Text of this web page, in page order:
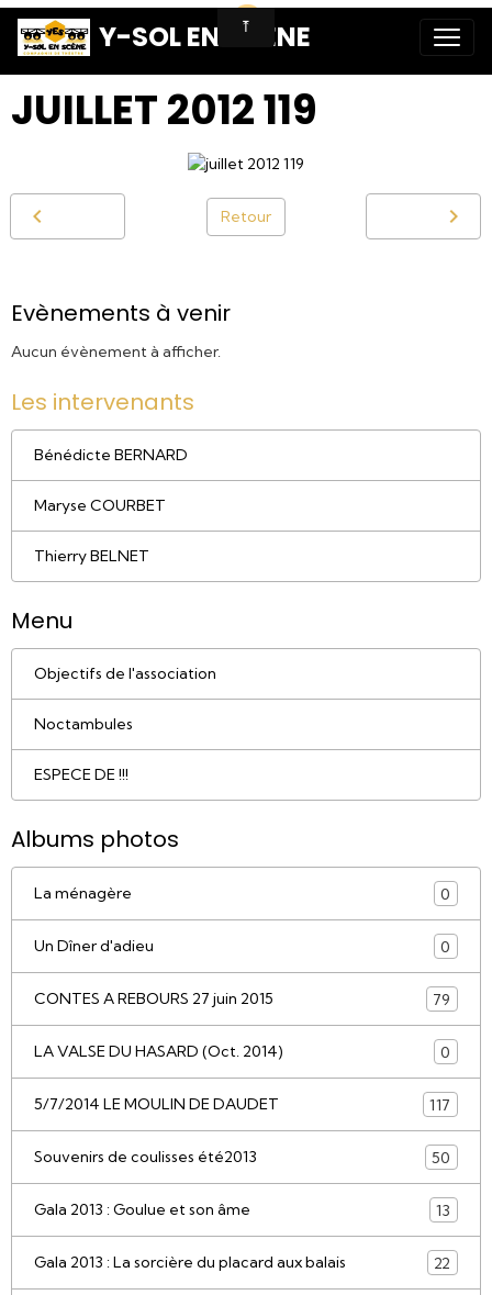
Y-SOL EN SCENE
JUILLET 2012 119
Retour
Evènements à venir
Aucun évènement à afficher.
Les intervenants
Bénédicte BERNARD
Maryse COURBET
Thierry BELNET
Menu
Objectifs de l'association
Noctambules
ESPECE DE !!!
Albums photos
La ménagère 0
Un Dîner d'adieu 0
CONTES A REBOURS 27 juin 2015 79
LA VALSE DU HASARD (Oct. 2014) 0
5/7/2014 LE MOULIN DE DAUDET 117
Souvenirs de coulisses été2013 50
Gala 2013 : Goulue et son âme 13
Gala 2013 : La sorcière du placard aux balais 22